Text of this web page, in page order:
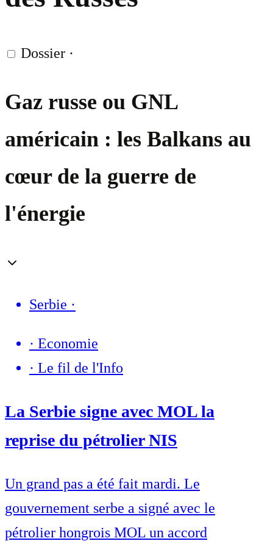
Dossier ·
Gaz russe ou GNL
américain : les Balkans au
cœur de la guerre de
l'énergie
Serbie ·
· Economie
· Le fil de l'Info
La Serbie signe avec MOL la
reprise du pétrolier NIS
Un grand pas a été fait mardi. Le
gouvernement serbe a signé avec le
pétrolier hongrois MOL un accord